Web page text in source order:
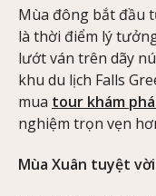
Mùa đông bắt đầu
là thời điểm lý
lướt ván trên dãy
khu du lịch Falls
mua tour khám
nghiệm trọn vẹn
Mùa Xuân tuyệt vời